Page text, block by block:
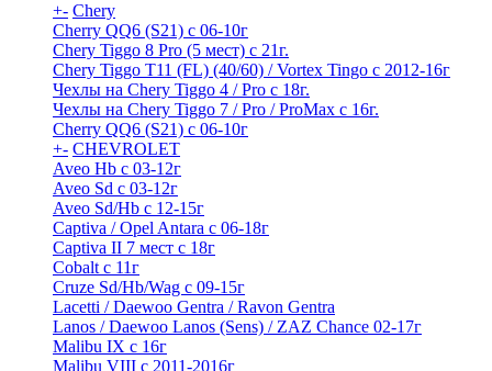
+- Chery
Cherry QQ6 (S21) с 06-10г
Chery Tiggo 8 Pro (5 мест) с 21г.
Chery Tiggo T11 (FL) (40/60) / Vortex Tingo с 2012-16г
Чехлы на Chery Tiggo 4 / Pro с 18г.
Чехлы на Chery Tiggo 7 / Pro / ProMax с 16г.
Cherry QQ6 (S21) с 06-10г
+- CHEVROLET
Aveo Hb с 03-12г
Aveo Sd с 03-12г
Aveo Sd/Hb с 12-15г
Captiva / Opel Antara с 06-18г
Captiva II 7 мест с 18г
Cobalt с 11г
Cruze Sd/Hb/Wag c 09-15г
Lacetti / Daewoo Gentra / Ravon Gentra
Lanos / Daewoo Lanos (Sens) / ZAZ Chance 02-17г
Malibu IX с 16г
Malibu VIII с 2011-2016г